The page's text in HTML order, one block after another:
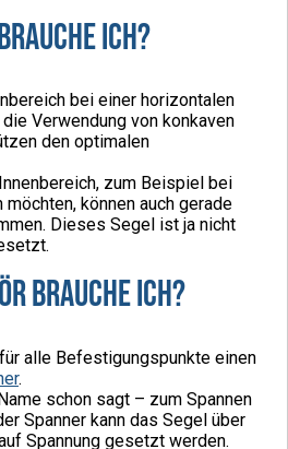
ich?
bei einer horizontalen
Verwendung von konkaven
den optimalen
zum Beispiel bei
können auch gerade
Dieses Segel ist ja nicht
brauche ich?
alle Befestigungspunkte einen
.
schon sagt – zum Spannen
Spanner kann das Segel über
Spannung gesetzt werden.